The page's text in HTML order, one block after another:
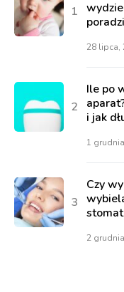
28 lipca,
Ile po
i jak
1
Czy
2